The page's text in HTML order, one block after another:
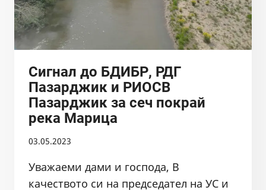
КРИЧИМ
Сигнал до БДИБР, РДГ
Пазарджик и РИОСВ
Пазарджик за сеч покрай
река Марица
03.05.2023
Уважаеми дами и господа, В
качеството си на председател на УС и